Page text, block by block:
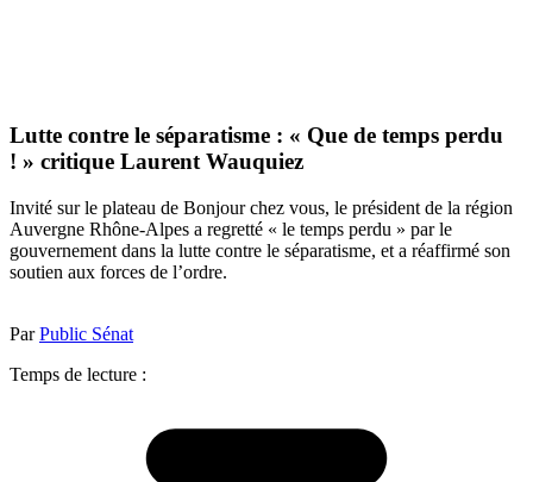
Lutte contre le séparatisme : « Que de temps perdu
! » critique Laurent Wauquiez
Invité sur le plateau de Bonjour chez vous, le président de la région
Auvergne Rhône-Alpes a regretté « le temps perdu » par le
gouvernement dans la lutte contre le séparatisme, et a réaffirmé son
soutien aux forces de l’ordre.
ParPublic Sénat
Temps de lecture :